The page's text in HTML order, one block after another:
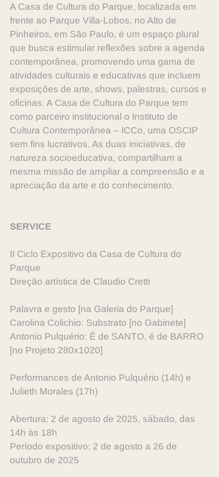
A Casa de Cultura do Parque, localizada em
frente ao Parque Villa-Lobos, no Alto de
Pinheiros, em São Paulo, é um espaço plural
que busca estimular reflexões sobre a agenda
contemporânea, promovendo uma gama de
atividades culturais e educativas que incluem
exposições de arte, shows, palestras, cursos e
oficinas. A Casa de Cultura do Parque tem
como parceiro institucional o Instituto de
Cultura Contemporânea – ICCo, uma OSCIP
sem fins lucrativos. As duas iniciativas, de
natureza socioeducativa, compartilham a
mesma missão de ampliar a compreensão e a
apreciação da arte e do conhecimento.
SERVICE
II Ciclo Expositivo da Casa de Cultura do
Parque
Direção artística de Claudio Cretti
Palavra e gesto [na Galeria do Parque]
Carolina Colichio: Substrato [no Gabinete]
Antonio Pulquério: É de SANTO, é de BARRO
[no Projeto 280x1020]
Performances de Antonio Pulquério (14h) e
Julieth Morales (17h)
Abertura: 2 de agosto de 2025, sábado, das
14h às 18h
Período expositivo: 2 de agosto a 26 de
outubro de 2025